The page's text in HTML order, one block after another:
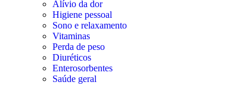
Alívio da dor
Higiene pessoal
Sono e relaxamento
Vitaminas
Perda de peso
Diuréticos
Enterosorbentes
Saúde geral